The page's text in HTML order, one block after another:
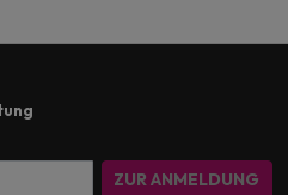
ZUR ANMELDUNG